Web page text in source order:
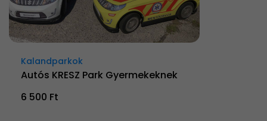
Kalandparkok
Autós KRESZ Park Gyermekeknek
6 500 Ft